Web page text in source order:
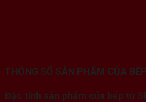
THÔNG SỐ SẢN PHẨM CỦA
Đặc tính sản phẩm của bếp từ